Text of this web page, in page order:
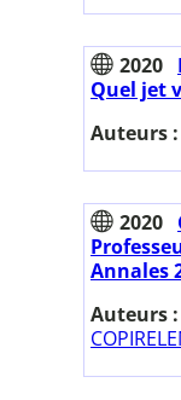
2020
Quel jet
Auteurs :
2020
Annales
Auteurs :